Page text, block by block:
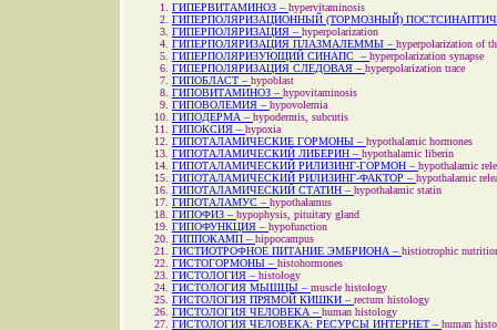
ГИПЕРВИТАМИНОЗ – hypervitaminosis
ГИПЕРПОЛЯРИЗАЦИОННЫЙ (ТОРМОЗНЫЙ)
ГИПЕРПОЛЯРИЗАЦИЯ – hyperpolarization
ГИПЕРПОЛЯРИЗАЦИЯ ПЛАЗМАЛЕММЫ – hyperpolarization of
ГИПЕРПОЛЯРИЗУЮЩИЙ СИНАПС – hyperpolarization synapse
ГИПЕРПОЛЯРИЗАЦИЯ СЛЕДОВАЯ – hyperpolarization trace
ГИПОБЛАСТ – hypoblast
ГИПОВИТАМИНОЗ – hypovitaminosis
ГИПОВОЛЕМИЯ – hypovolemia
ГИПОДЕРМА – hypodermis, subcutis
ГИПОКСИЯ – hypoxia
ГИПОТАЛАМИЧЕСКИЕ ГОРМОНЫ – hypothalamic hormones
ГИПОТАЛАМИЧЕСКИЙ ЛИБЕРИН – hypothalamic liberin
ГИПОТАЛАМИЧЕСКИЙ РИЛИЗИНГ-ГОРМОН – hypothalamic
ГИПОТАЛАМИЧЕСКИЙ РИЛИЗИНГ-ФАКТОР – hypothalamic
ГИПОТАЛАМИЧЕСКИЙ СТАТИН – hypothalamic statin
ГИПОТАЛАМУС – hypothalamus
ГИПОФИЗ – hypophysis, pituitary gland
ГИПОФУНКЦИЯ – hypofunction
ГИППОКАМП – hippocampus
ГИСТИОТРОФНОЕ ПИТАНИЕ ЭМБРИОНА – histiotrophic
ГИСТОГОРМОНЫ – histohormones
ГИСТОЛОГИЯ – histology
ГИСТОЛОГИЯ МЫШЦЫ – muscle histology
ГИСТОЛОГИЯ ПРЯМОЙ КИШКИ – rectum histology
ГИСТОЛОГИЯ ЧЕЛОВЕКА – human histology
ГИСТОЛОГИЯ ЧЕЛОВЕКА: РЕСУРСЫ ИНТЕРНЕТ – human